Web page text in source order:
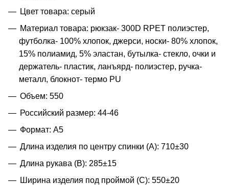
Цвет товара: серый
Материал товара: рюкзак- 300D RPET полиэстер,
футболка- 100% хлопок, джерси, носки- 80% хлопок,
15% полиамид, 5% эластан, бутылка- стекло, очки и
держатель- пластик, ланъярд- полиэстер, ручка-
металл, блокнот- термо PU
Объем: 550
Российский размер: 44-46
Формат: A5
Длина изделия по центру спинки (A): 710±30
Длина рукава (B): 285±15
Ширина изделия под проймой (С): 550±20